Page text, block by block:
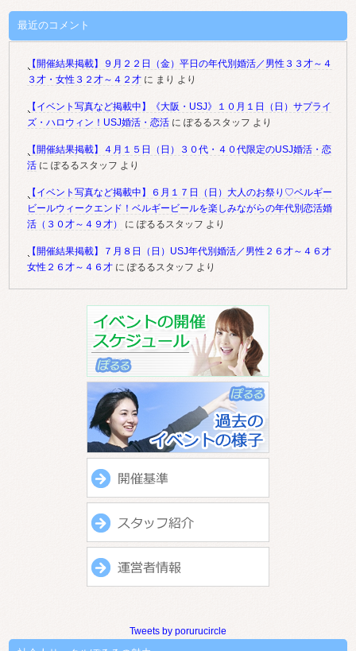
最近のコメント
【開催結果掲載】９月２２日（金）平日の年代別婚活／男性３３才～４
３才・女性３２才～４２才 に まり より
【イベント写真など掲載中】《大阪・USJ》１０月１日（日）サプライ
ズ・ハロウィン！USJ婚活・恋活 にぽるるスタッフ より
【開催結果掲載】４月１５日（日）３０代・４０代限定のUSJ婚活・恋
活 にぽるるスタッフ より
【イベント写真など掲載中】６月１７日（日）大人のお祭り♡ベルギー
ビールウィークエンド！ベルギービールを楽しみながらの年代別恋活婚
活（３０才～４９才）
にぽるるスタッフ より
【開催結果掲載】７月８日（日）USJ年代別婚活／男性２６才～４６才
女性２６才～４６才 にぽるるスタッフ より
Tweets by porurucircle